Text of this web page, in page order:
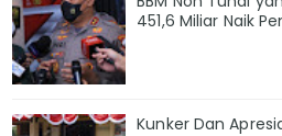
451,6 Miliar Naik
Kunker Dan